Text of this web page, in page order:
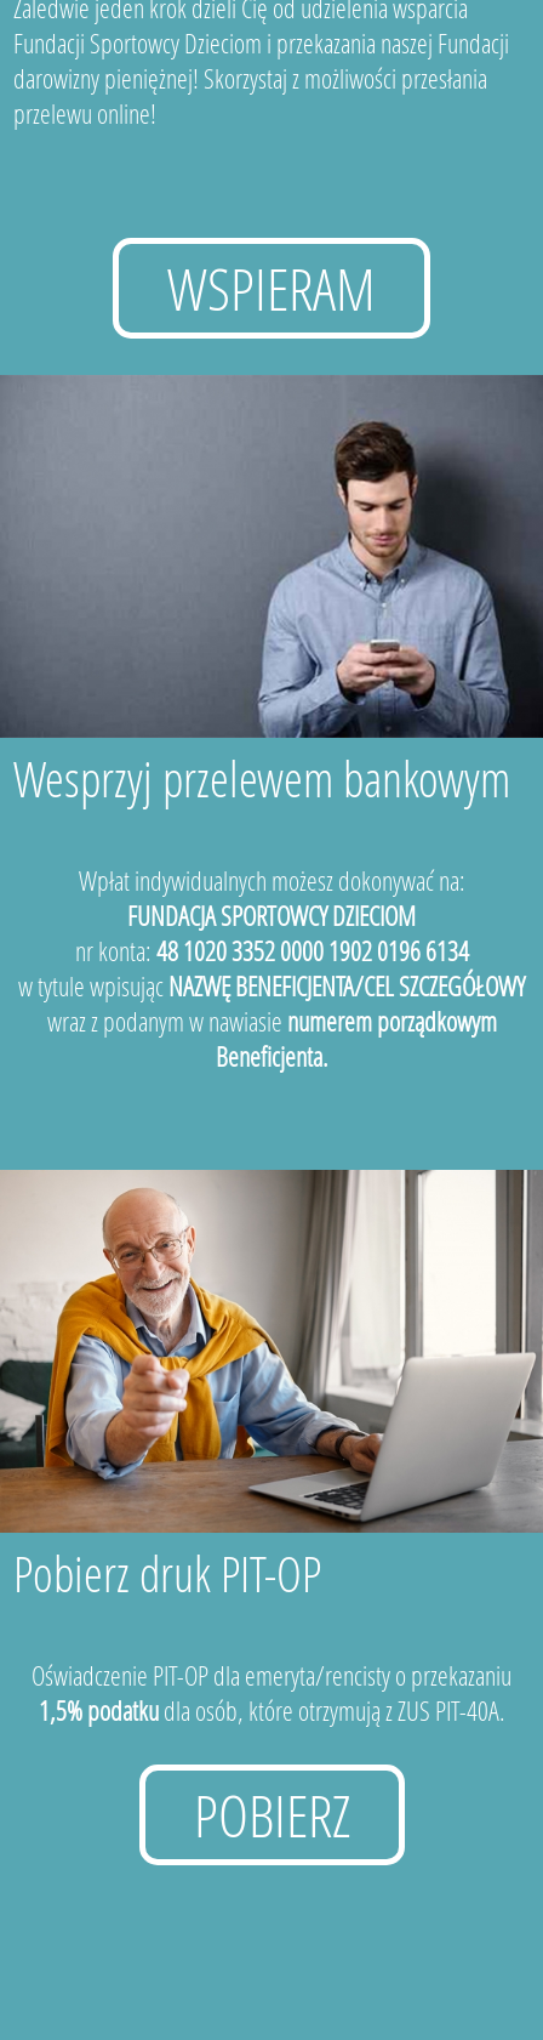
Zaledwie jeden krok dzieli Cię od udzielenia wsparcia
Fundacji Sportowcy Dzieciom i przekazania naszej Fundacji
darowizny pieniężnej! Skorzystaj z możliwości przesłania
przelewu online!
WSPIERAM
Wesprzyj przelewem bankowym
Wpłat indywidualnych możesz dokonywać na:
FUNDACJA SPORTOWCY DZIECIOM
nr konta: 48 1020 3352 0000 1902 0196 6134
w tytule wpisującNAZWĘ BENEFICJENTA/CEL SZCZEGÓŁOWY
wraz z podanym w nawiasie numerem porządkowym
Beneficjenta.
Pobierz druk PIT-OP
Oświadczenie PIT-OP dla emeryta/rencisty o przekazaniu
1,5% podatkudla osób, które otrzymują z ZUS PIT-40A.
POBIERZ